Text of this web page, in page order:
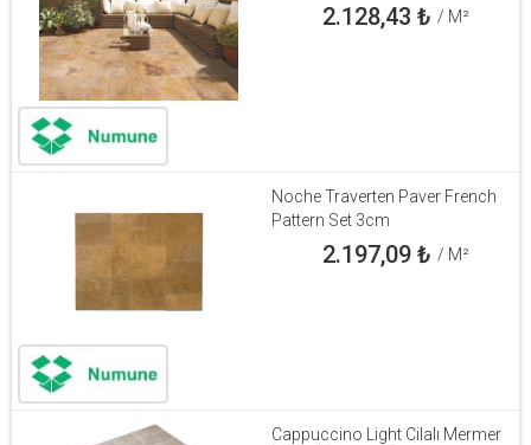
2.128,43 ₺ / M²
Noche Traverten Paver French
Pattern Set 3cm
2.197,09₺ / M²
Cappuccino Light Cilalı Mermer